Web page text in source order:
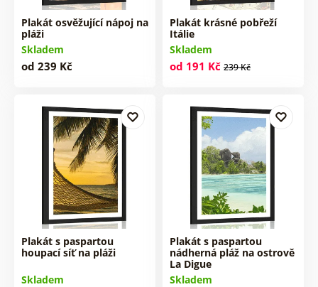
Plakát osvěžující nápoj na
pláži
Skladem
od 239 Kč
Plakát krásné pobřeží
Itálie
Skladem
od 191 Kč 239 Kč
Plakát s paspartou
houpací síť na pláži
Skladem
Plakát s paspartou
nádherná pláž na ostrově
La Digue
Skladem